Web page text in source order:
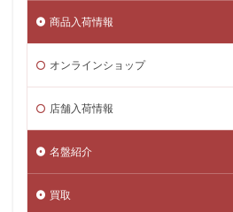
商品入荷情報
オンラインショップ
店舗入荷情報
名盤紹介
買取